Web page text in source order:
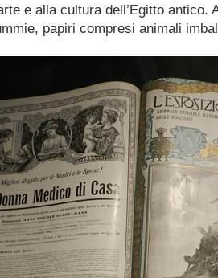
e alla cultura dell’Egitto antico.
papiri compresi animali